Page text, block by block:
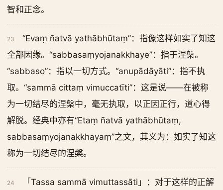
智和正念。
23
“Evaṃ ñatvā yathābhūtaṃ”：指像这样如实了知这
全部因缘。“sabbasaṃyojanakkhaye”：指于涅槃。
“sabbaso”：指以一切方式。“anupādāyāti”：指不执
取。“sammā cittaṃ vimuccatīti”：这是说——在被称
为一切结尽的涅槃中，毫无执取，以正因正行，道心得
解脱。经典中亦有“Etaṃ ñatvā yathābhūtaṃ,
sabbasaṃyojanakkhayaṃ”之文，其义为：如实了知这
称为一切结尽的涅槃。
24
「Tassa sammā vimuttassāti」：对于这样的正解